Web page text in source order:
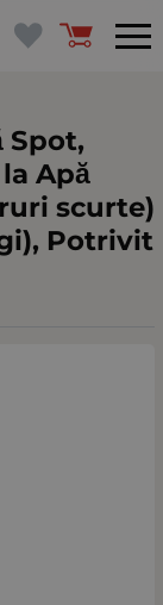
Spot,
Apă
scurte)
Potrivit